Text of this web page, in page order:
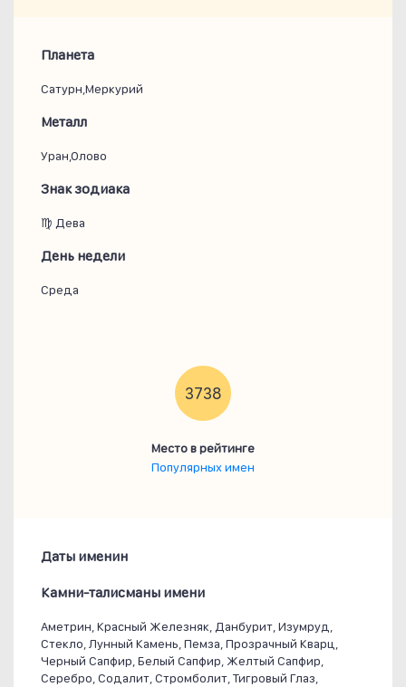
Планета
Сатурн,Меркурий
Металл
Уран,Олово
Знак зодиака
♍ Дева
День недели
Среда
3738
Место в рейтинге
Популярных имен
Даты именин
Камни-талисманы имени
Аметрин, Красный Железняк, Данбурит, Изумруд,
Стекло, Лунный Камень, Пемза, Прозрачный Кварц,
Черный Сапфир, Белый Сапфир, Желтый Сапфир,
Серебро, Содалит, Стромболит, Тигровый Глаз,